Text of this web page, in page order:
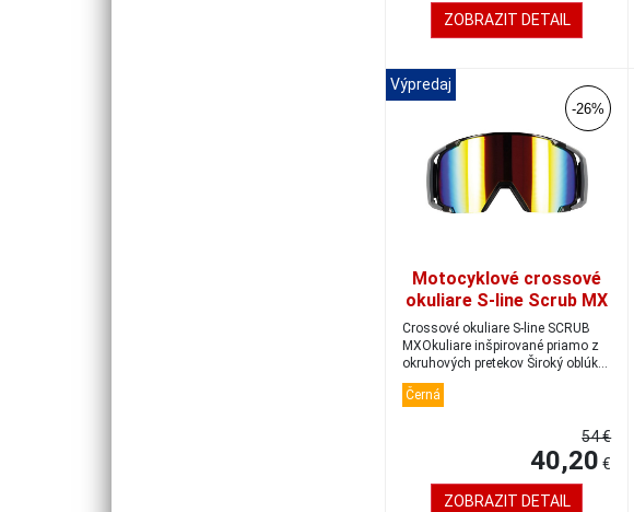
ZOBRAZIT DETAIL
Výpredaj
-26%
Motocyklové crossové
okuliare S-line Scrub MX
čierna-šedá-čierna
Crossové okuliare S-line SCRUB
MXOkuliare inšpirované priamo z
okruhových pretekov Široký oblúk
zakr...
Černá
54 €
40,20 €
ZOBRAZIT DETAIL